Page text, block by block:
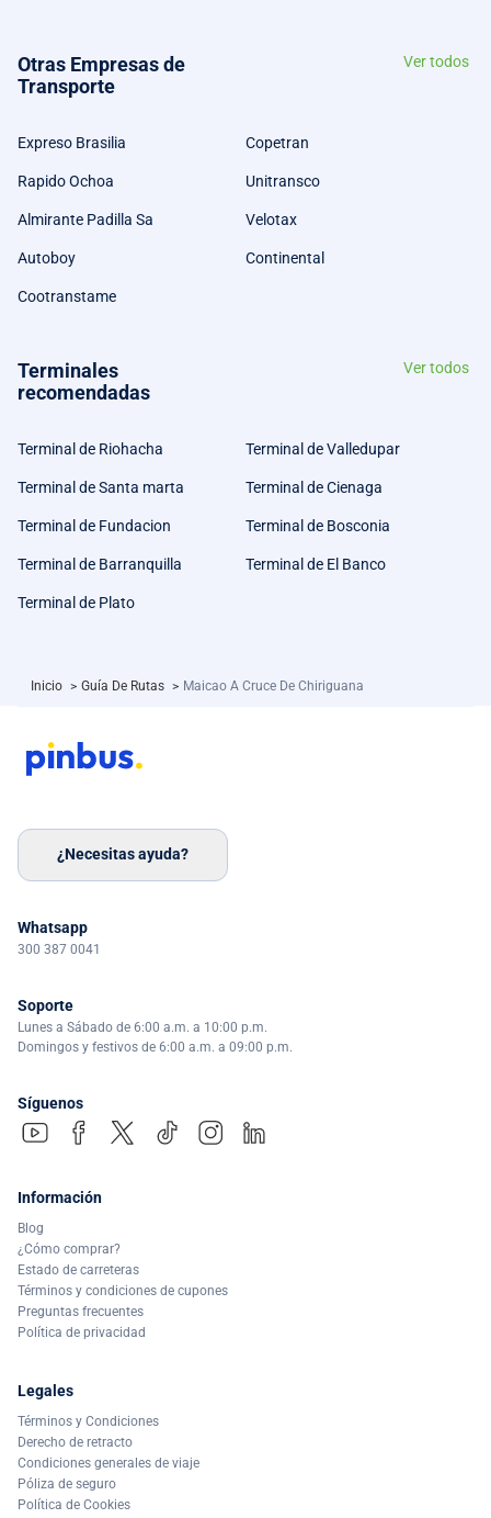
Otras Empresas de
Transporte
Ver todos
Expreso Brasilia Copetran
Rapido Ochoa Unitransco
Almirante Padilla Sa Velotax
Autoboy Continental
Cootranstame
Terminales
recomendadas
Ver todos
Terminal de Riohacha Terminal de Valledupar
Terminal de Santa marta Terminal de Cienaga
Terminal de Fundacion Terminal de Bosconia
Terminal de Barranquilla Terminal de El Banco
Terminal de Plato
Inicio > Guía De Rutas > Maicao A Cruce De Chiriguana
¿Necesitas ayuda?
Whatsapp
300 387 0041
Soporte
Lunes a Sábado de 6:00 a.m. a 10:00 p.m.
Domingos y festivos de 6:00 a.m. a 09:00 p.m.
Síguenos
Información
Blog
¿Cómo comprar?
Estado de carreteras
Términos y condiciones de cupones
Preguntas frecuentes
Política de privacidad
Legales
Términos y Condiciones
Derecho de retracto
Condiciones generales de viaje
Póliza de seguro
Política de Cookies